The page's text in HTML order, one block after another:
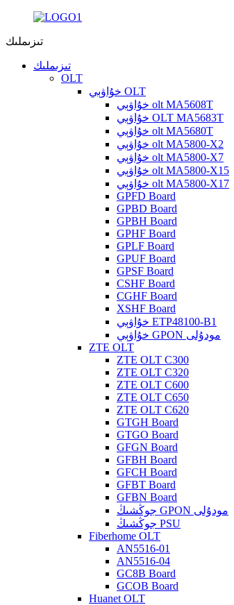
تىزىملىك
تىزىملىك
OLT
خۇاۋېي OLT
خۇاۋېي olt MA5608T
خۇاۋېي OLT MA5683T
خۇاۋېي olt MA5680T
خۇاۋېي olt MA5800-X2
خۇاۋېي olt MA5800-X7
خۇاۋېي olt MA5800-X15
خۇاۋېي olt MA5800-X17
GPFD Board
GPBD Board
GPBH Board
GPHF Board
GPLF Board
GPUF Board
GPSF Board
CSHF Board
CGHF Board
XSHF Board
خۇاۋېي ETP48100-B1
خۇاۋېي GPON مودۇلى
ZTE OLT
ZTE OLT C300
ZTE OLT C320
ZTE OLT C600
ZTE OLT C650
ZTE OLT C620
GTGH Board
GTGO Board
GFGN Board
GFBH Board
GFCH Board
GFBT Board
GFBN Board
جوڭشىڭ GPON مودۇلى
جوڭشىڭ PSU
Fiberhome OLT
AN5516-01
AN5516-04
GC8B Board
GCOB Board
Huanet OLT